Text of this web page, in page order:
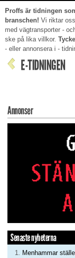
Proffs är tidningen
branschen! Vi riktar
med vägtransporter -
ske på lika villkor.
- eller annonsera i -
E-TIDNINGEN
Annonser
Senaste nyheterna
Menhammar